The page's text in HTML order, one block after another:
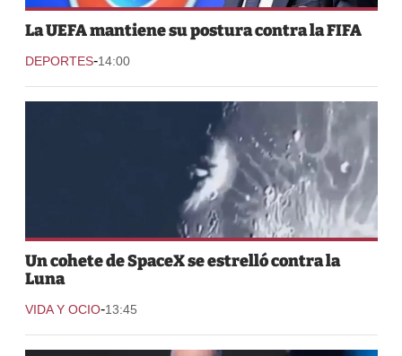
La UEFA mantiene su postura contra la FIFA
DEPORTES-14:00
Un cohete de SpaceX se estrelló contra la
Luna
VIDA Y OCIO-13:45